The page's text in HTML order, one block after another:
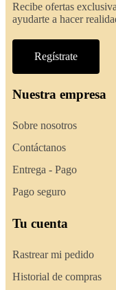
Recibe ofertas
ayudarte a hacer
Regístrate
Nuestra empresa
Sobre nosotros
Contáctanos
Entrega - Pago
Pago seguro
Tu cuenta
Rastrear mi pedido
Historial de compras